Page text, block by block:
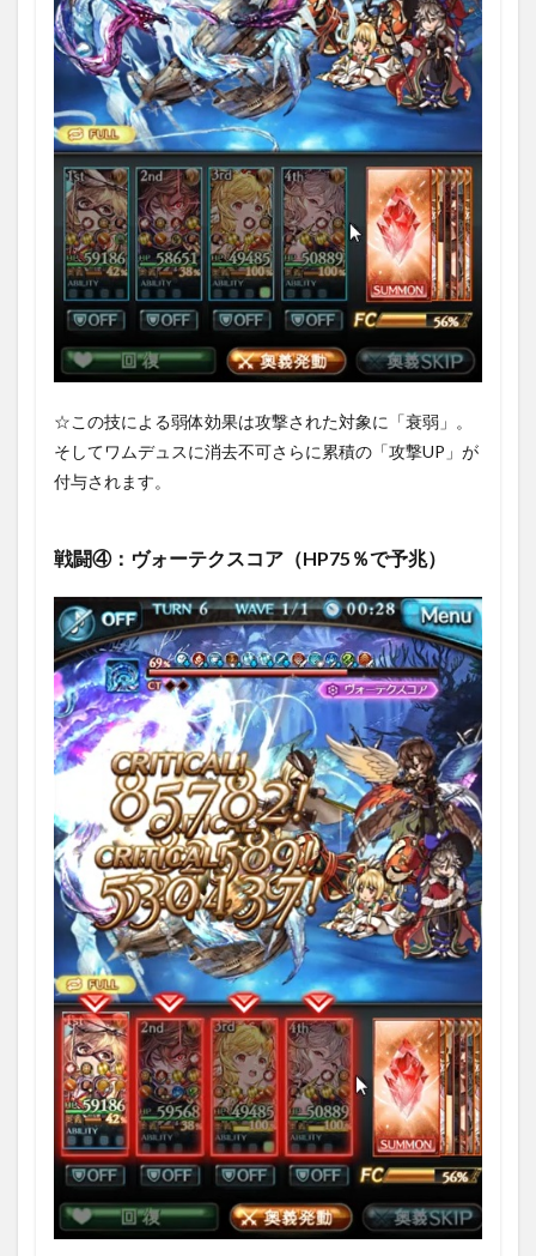
☆この技による弱体効果は攻撃された対象に「衰弱」。
そしてワムデュスに消去不可さらに累積の「攻撃UP」が
付与されます。
戦闘④：ヴォーテクスコア（HP75％で予兆）